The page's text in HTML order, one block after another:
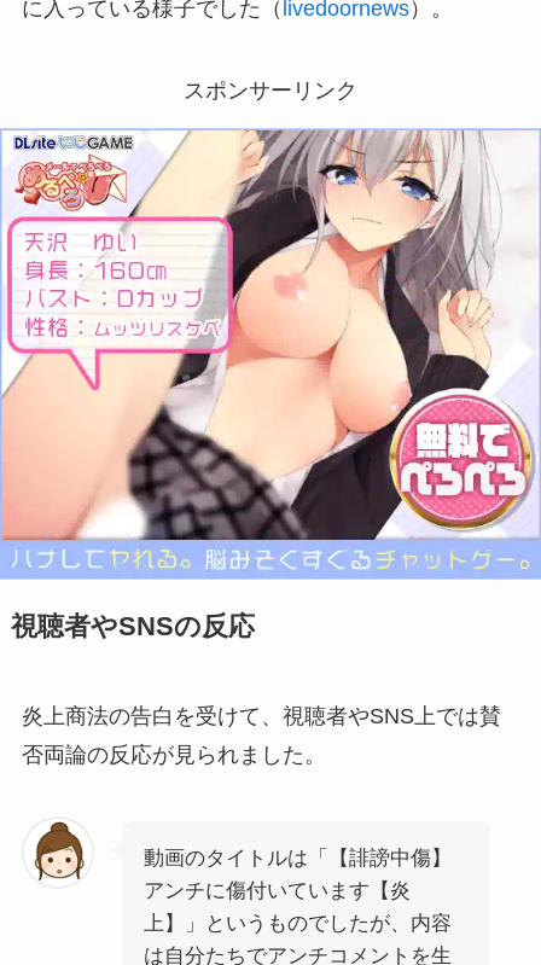
に入っている様子でした（ livedoornews）。
スポンサーリンク
視聴者やSNSの反応
炎上商法の告白を受けて、視聴者やSNS上では賛
否両論の反応が見られました。
動画のタイトルは「【誹謗中傷】
アンチに傷付いています【炎
上】」というものでしたが、内容
は自分たちでアンチコメントを生